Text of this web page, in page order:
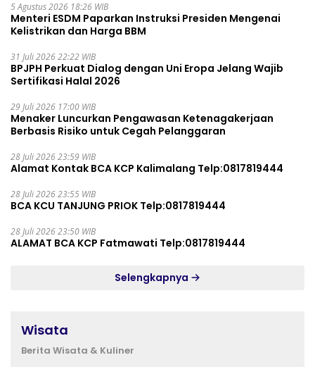
5 Agustus 2026 18:26 WIB
Menteri ESDM Paparkan Instruksi Presiden Mengenai
Kelistrikan dan Harga BBM
31 Juli 2026 22:22 WIB
BPJPH Perkuat Dialog dengan Uni Eropa Jelang Wajib
Sertifikasi Halal 2026
29 Juli 2026 17:00 WIB
Menaker Luncurkan Pengawasan Ketenagakerjaan
Berbasis Risiko untuk Cegah Pelanggaran
28 Juli 2026 23:59 WIB
Alamat Kontak BCA KCP Kalimalang Telp:0817819444
28 Juli 2026 23:55 WIB
BCA KCU TANJUNG PRIOK Telp:0817819444
28 Juli 2026 23:50 WIB
ALAMAT BCA KCP Fatmawati Telp:0817819444
Selengkapnya
Wisata
Berita Wisata & Kuliner